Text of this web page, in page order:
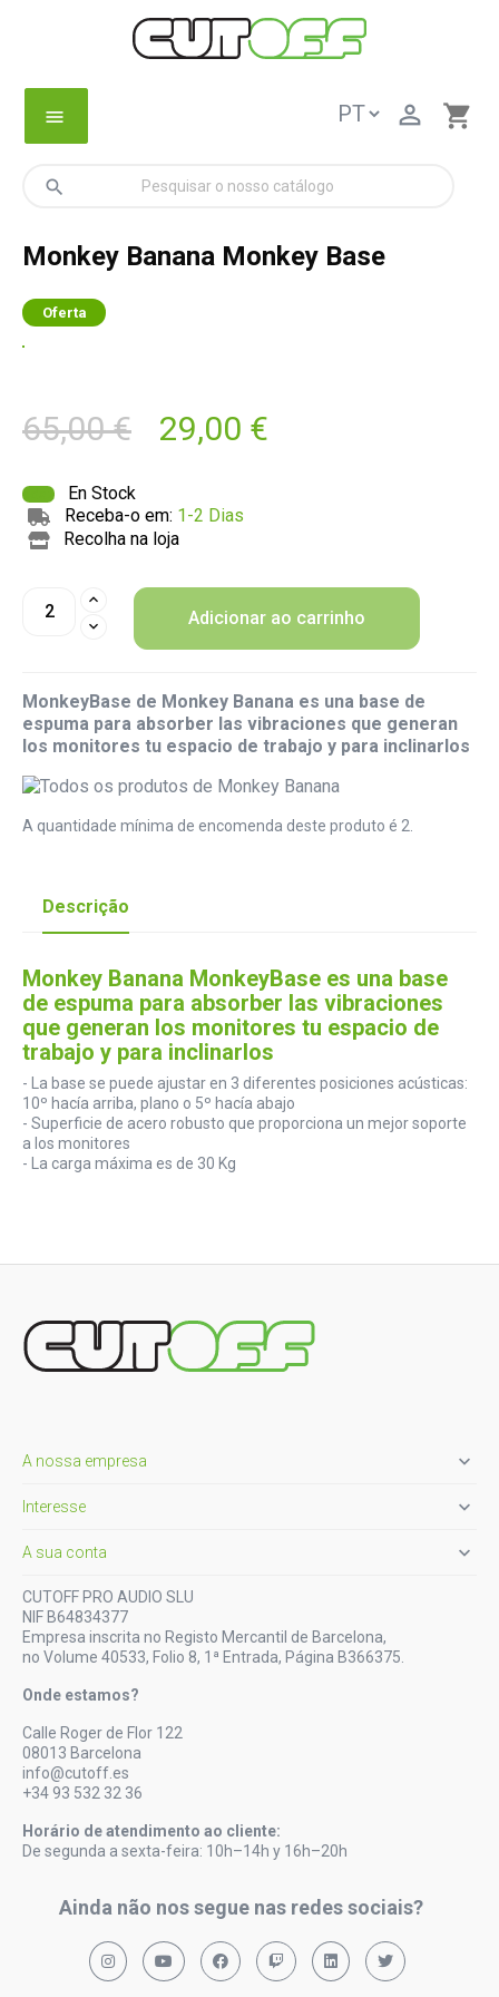
menu shopping_cart

search
Monkey Banana Monkey Base
Oferta
65,00 € 29,00 €
En Stock
Receba-o em: 1-2 Dias
Recolha na loja
Adicionar ao carrinho
MonkeyBase de Monkey Banana es una base de
espuma para absorber las vibraciones que generan
los monitores tu espacio de trabajo y para inclinarlos
A quantidade mínima de encomenda deste produto é 2.
Descrição
Monkey Banana MonkeyBase es una base
de espuma para absorber las vibraciones
que generan los monitores tu espacio de
trabajo y para inclinarlos
- La base se puede ajustar en 3 diferentes posiciones acústicas:
10º hacía arriba, plano o 5º hacía abajo
- Superficie de acero robusto que proporciona un mejor soporte
a los monitores
- La carga máxima es de 30 Kg
A nossa empresa 
Interesse 
A sua conta 
CUTOFF PRO AUDIO SLU
NIF B64834377
Empresa inscrita no Registo Mercantil de Barcelona,
no Volume 40533, Folio 8, 1ª Entrada, Página B366375.
Onde estamos?
Calle Roger de Flor 122
08013 Barcelona
info@cutoff.es
+34 93 532 32 36
Horário de atendimento ao cliente:
De segunda a sexta-feira: 10h–14h y 16h–20h
Ainda não nos segue nas redes sociais?